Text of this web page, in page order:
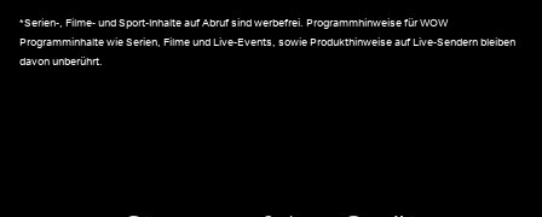
*Serien-, Filme- und Sport-Inhalte auf Abruf sind werbefrei. Programmhinweise für WOW
Programminhalte wie Serien, Filme und Live-Events, sowie Produkthinweise auf Live-Sendern bleiben
davon unberührt.